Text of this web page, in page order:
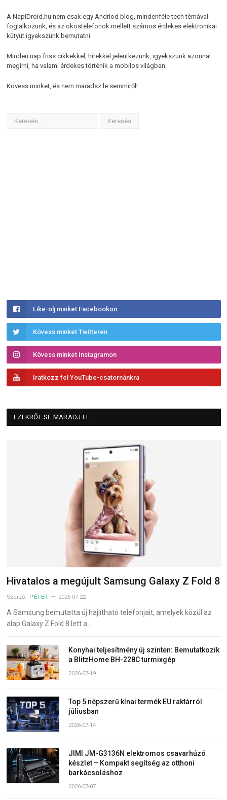
A NapiDroid.hu nem csak egy Andriod blog, mindenféle tech témával
foglalkozunk, és az okostelefonok mellett számos érdekes elektronikai
kütyüt igyekszünk bemutatni.
Minden nap friss cikkekkel, hírekkel jelentkezünk, igyekszünk azonnal
megírni, ha valami érdekes történik a mobilos világban.
Kövess minket, és nem maradsz le semmiről!
Like-olj minket Facebookon
Kövess minket Twitteren
Kövess minket Instagramon
Iratkozz fel YouTube-csatornánkra
EZEKRŐL SE MARADJ LE
Hivatalos a megújult Samsung Galaxy Z Fold 8
Szerző: PÉTER 2026-07-22
A Samsung bemutatta új hajlítható telefonjait, amelyek közül az
alap Galaxy Z Fold 8 lett a…
Konyhai teljesítmény új szinten: Bemutatkozik
a BlitzHome BH-228C turmixgép
2026-07-19
Top 5 népszerű kínai termék EU raktárról
júliusban
2026-07-14
JIMI JM-G3136N elektromos csavarhúzó
készlet – Kompakt segítség az otthoni
barkácsoláshoz
2026-07-07